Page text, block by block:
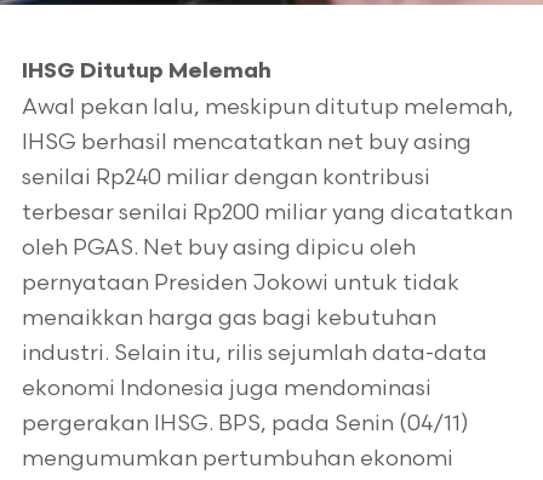
IHSG Ditutup Melemah
Awal pekan lalu, meskipun ditutup melemah,
IHSG berhasil mencatatkan net buy asing
senilai Rp240 miliar dengan kontribusi
terbesar senilai Rp200 miliar yang dicatatkan
oleh PGAS. Net buy asing dipicu oleh
pernyataan Presiden Jokowi untuk tidak
menaikkan harga gas bagi kebutuhan
industri. Selain itu, rilis sejumlah data-data
ekonomi Indonesia juga mendominasi
pergerakan IHSG. BPS, pada Senin (04/11)
mengumumkan pertumbuhan ekonomi